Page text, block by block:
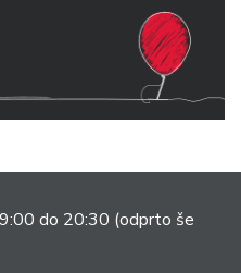
do 20:30 (odprto še